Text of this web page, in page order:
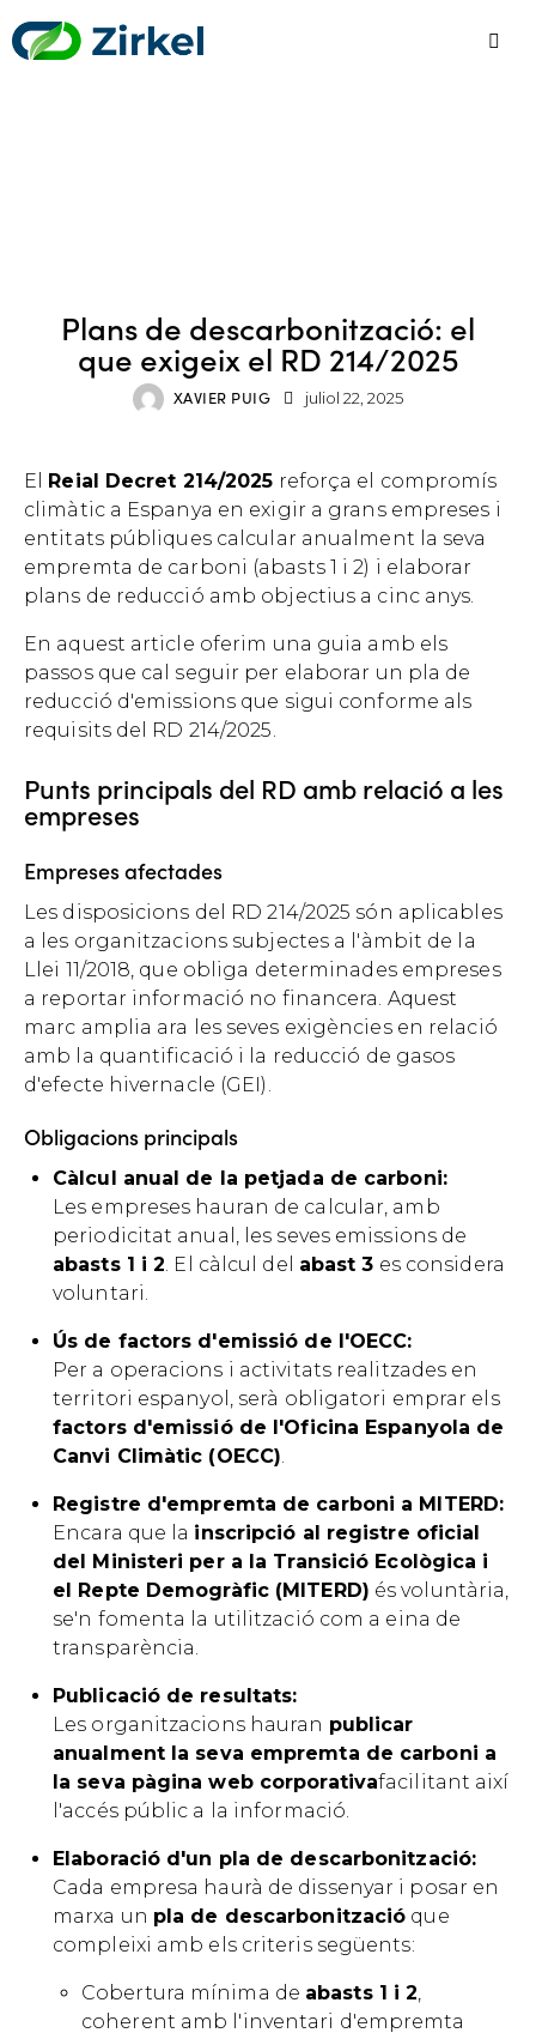
Plans de descarbonització: el
que exigeix el RD 214/2025
XAVIER PUIG juliol 22, 2025
El Reial Decret 214/2025 reforça el compromís
climàtic a Espanya en exigir a grans empreses i
entitats públiques calcular anualment la seva
empremta de carboni (abasts 1 i 2) i elaborar
plans de reducció amb objectius a cinc anys.
En aquest article oferim una guia amb els
passos que cal seguir per elaborar un pla de
reducció d'emissions que sigui conforme als
requisits del RD 214/2025.
Punts principals del RD amb relació a les
empreses
Empreses afectades
Les disposicions del RD 214/2025 són aplicables
a les organitzacions subjectes a l'àmbit de la
Llei 11/2018, que obliga determinades empreses
a reportar informació no financera. Aquest
marc amplia ara les seves exigències en relació
amb la quantificació i la reducció de gasos
d'efecte hivernacle (GEI).
Obligacions principals
Càlcul anual de la petjada de carboni:
Les empreses hauran de calcular, amb
periodicitat anual, les seves emissions de
abasts 1 i 2 . El càlcul del abast 3 es considera
voluntari.
Ús de factors d'emissió de l'OECC:
Per a operacions i activitats realitzades en
territori espanyol, serà obligatori emprar els
factors d'emissió de l'Oficina Espanyola de
Canvi Climàtic (OECC)
Registre d'empremta de carboni a MITERD:
Encara que la inscripció al registre oficial
del Ministeri per a la Transició Ecològica i
el Repte Demogràfic (MITERD) és voluntària,
se'n fomenta la utilització com a eina de
transparència.
Publicació de resultats:
Les organitzacions hauran publicar
anualment la seva empremta de carboni a
la seva pàgina web corporativafacilitant així
l'accés públic a la informació.
Elaboració d'un pla de descarbonització:
Cada empresa haurà de dissenyar i posar en
marxa un pla de descarbonització que
compleixi amb els criteris següents:
Cobertura mínima de abasts 1 i 2
coherent amb l'inventari d'empremta